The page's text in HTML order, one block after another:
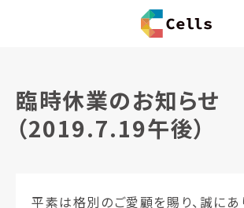
臨時休業のお知らせ
（2019.7.19午後）
平素は格別のご愛顧を賜り、誠にあ